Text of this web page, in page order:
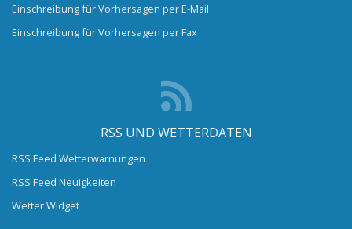
Einschreibung für Vorhersagen per E-Mail
Einschreibung für Vorhersagen per Fax
RSS UND WETTERDATEN
RSS Feed Wetterwarnungen
RSS Feed Neuigkeiten
Wetter Widget